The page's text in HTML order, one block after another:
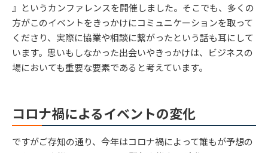
』というカンファレンスを開催しました。そこでも、多くの
方がこのイベントをきっかけにコミュニケーションを取って
くださり、実際に協業や相談に繋がったという話も耳にして
います。思いもしなかった出会いやきっかけは、ビジネスの
場においても重要な要素であると考えています。
コロナ禍によるイベントの変化
ですがご存知の通り、今年はコロナ禍によって誰もが予想の